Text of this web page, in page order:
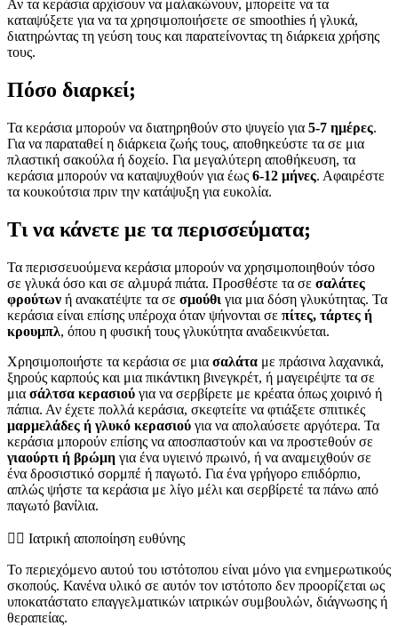
Αν τα κεράσια αρχίσουν να μαλακώνουν, μπορείτε να τα
καταψύξετε για να τα χρησιμοποιήσετε σε smoothies ή γλυκά,
διατηρώντας τη γεύση τους και παρατείνοντας τη διάρκεια χρήσης
τους.
Πόσο διαρκεί;
Τα κεράσια μπορούν να διατηρηθούν στο ψυγείο για 5-7 ημέρες.
Για να παραταθεί η διάρκεια ζωής τους, αποθηκεύστε τα σε μια
πλαστική σακούλα ή δοχείο. Για μεγαλύτερη αποθήκευση, τα
κεράσια μπορούν να καταψυχθούν για έως 6-12 μήνες. Αφαιρέστε
τα κουκούτσια πριν την κατάψυξη για ευκολία.
Τι να κάνετε με τα περισσεύματα;
Τα περισσευούμενα κεράσια μπορούν να χρησιμοποιηθούν τόσο
σε γλυκά όσο και σε αλμυρά πιάτα. Προσθέστε τα σε σαλάτες
φρούτων ή ανακατέψτε τα σε σμούθι για μια δόση γλυκύτητας. Τα
κεράσια είναι επίσης υπέροχα όταν ψήνονται σε πίτες, τάρτες ή
κρουμπλ, όπου η φυσική τους γλυκύτητα αναδεικνύεται.
Χρησιμοποιήστε τα κεράσια σε μια σαλάτα με πράσινα λαχανικά,
ξηρούς καρπούς και μια πικάντικη βινεγκρέτ, ή μαγειρέψτε τα σε
μια σάλτσα κερασιού για να σερβίρετε με κρέατα όπως χοιρινό ή
πάπια. Αν έχετε πολλά κεράσια, σκεφτείτε να φτιάξετε σπιτικές
μαρμελάδες ή γλυκό κερασιού για να απολαύσετε αργότερα. Τα
κεράσια μπορούν επίσης να αποσπαστούν και να προστεθούν σε
γιαούρτι ή βρώμη για ένα υγιεινό πρωινό, ή να αναμειχθούν σε
ένα δροσιστικό σορμπέ ή παγωτό. Για ένα γρήγορο επιδόρπιο,
απλώς ψήστε τα κεράσια με λίγο μέλι και σερβίρετέ τα πάνω από
παγωτό βανίλια.
👨‍⚕️️ Ιατρική αποποίηση ευθύνης
Το περιεχόμενο αυτού του ιστότοπου είναι μόνο για ενημερωτικούς
σκοπούς. Κανένα υλικό σε αυτόν τον ιστότοπο δεν προορίζεται ως
υποκατάστατο επαγγελματικών ιατρικών συμβουλών, διάγνωσης ή
θεραπείας.